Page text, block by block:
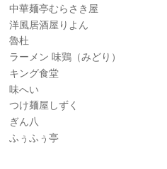
中華麺亭むらさき屋
洋風居酒屋りよん
魯杜
ラーメン 味鶏（みどり）
キング食堂
味へい
つけ麺屋しずく
ぎん八
ふぅふぅ亭